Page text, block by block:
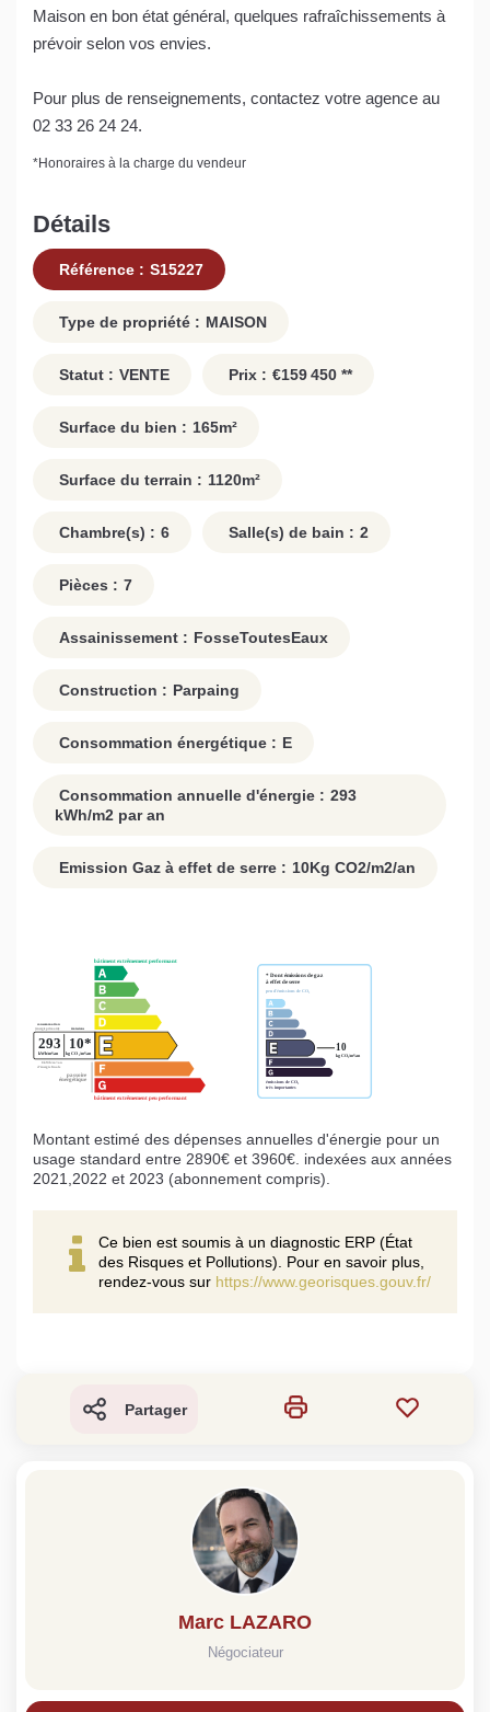
Maison en bon état général, quelques rafraîchissements à
prévoir selon vos envies.
Pour plus de renseignements, contactez votre agence au
02 33 26 24 24.
*Honoraires à la charge du vendeur
Détails
Référence : S15227
Type de propriété : MAISON
Statut : VENTE Prix : €159 450 **
Surface du bien : 165m²
Surface du terrain : 1120m²
Chambre(s) : 6 Salle(s) de bain : 2
Pièces : 7
Assainissement : FosseToutesEaux
Construction : Parpaing
Consommation énergétique : E
Consommation annuelle d'énergie : 293
kWh/m2 par an
Emission Gaz à effet de serre : 10Kg CO2/m2/an
Montant estimé des dépenses annuelles d'énergie pour un
usage standard entre 2890€ et 3960€. indexées aux années
2021,2022 et 2023 (abonnement compris).
Ce bien est soumis à un diagnostic ERP (État
des Risques et Pollutions). Pour en savoir plus,
rendez-vous sur https://www.georisques.gouv.fr/
Partager
Marc LAZARO
Négociateur